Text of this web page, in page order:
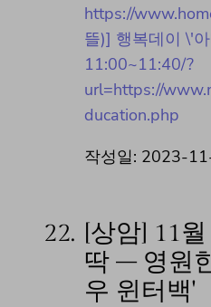
https://
뜰)] 행복데이 \'
11:00~11:40/?
url=https://
ducation.php
작성일: 2023-
22. [상암] 11
딱 – 영원
우 윈터백'